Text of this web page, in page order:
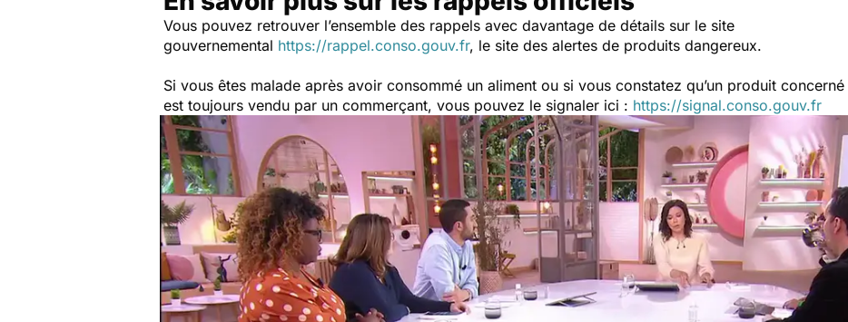
Vous pouvez retrouver l’ensemble des rappels avec davantage de détails sur le site
gouvernemental https://rappel.conso.gouv.fr, le site des alertes de produits dangereux.
Si vous êtes malade après avoir consommé un aliment ou si vous constatez qu’un produit
est toujours vendu par un commerçant, vous pouvez le signaler ici : https://signal.conso.gouv.fr